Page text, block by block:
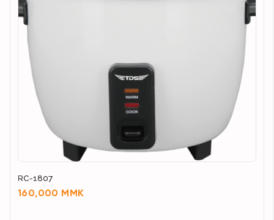
RC-1807
160,000 MMK